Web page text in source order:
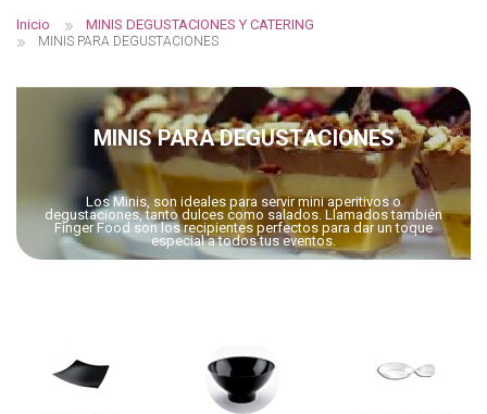
Inicio MINIS DEGUSTACIONES Y CATERING
MINIS PARA DEGUSTACIONES
MINIS PARA DEGUSTACIONES
Los Minis, son ideales para servir mini aperitivos o
degustaciones, tanto dulces como salados. Llamados también
Finger Food son los recipientes perfectos para dar un toque
especial a todos tus eventos.